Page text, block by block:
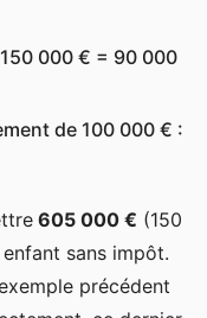
000 € = 90 000
de 100 000 € :
605 000 € (150
sans impôt.
précédent